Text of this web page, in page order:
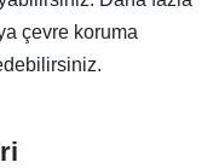
çevre koruma